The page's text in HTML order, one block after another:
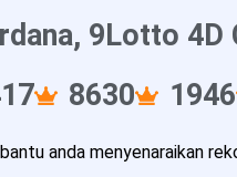
9Lotto 4D
8630 1946
anda menyenaraikan